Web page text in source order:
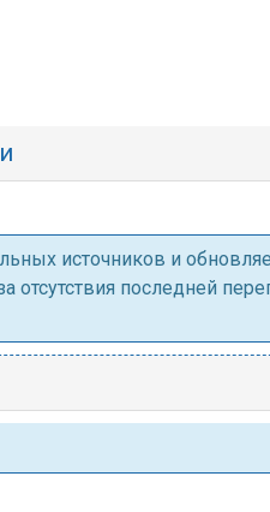
источников и
последней